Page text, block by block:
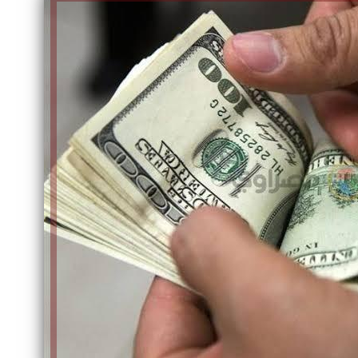
إلهام شرشر تكتب: دي مبقتش كورة..
دي سياسة
الكاتبة إلهام شرشر تهنئ الرئيس
السيسي بعيد ميلاده وتُشيد بجهوده
في بناء الدولة